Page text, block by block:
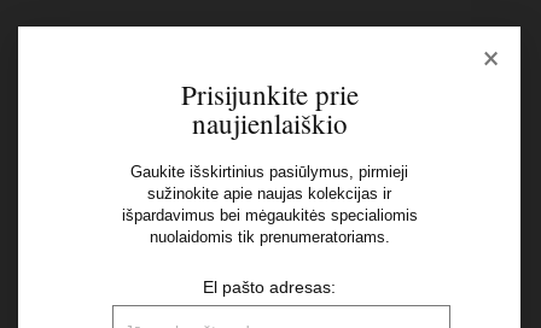
Naujienlaiškis
Aš perskaičiau ir sutinku su Privatumo Politikos
×
Prisijunkite prie
naujienlaiškio
Gaukite išskirtinius pasiūlymus, pirmieji
sužinokite apie naujas kolekcijas ir
išpardavimus bei mėgaukitės specialiomis
nuolaidomis tik prenumeratoriams.
El pašto adresas: